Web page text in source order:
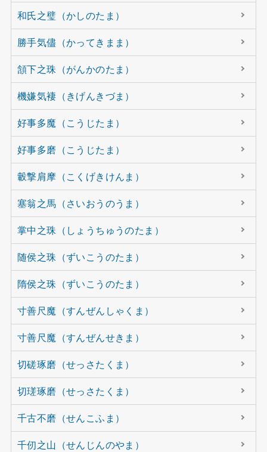
和氏之璧（かしのたま）
勝手気儘（かってきまま）
頷下之珠（がんかのたま）
機嫌気褄（きげんきづま）
好事多魔（こうじたま）
好事多磨（こうじたま）
轂撃肩摩（こくげきけんま）
塞翁之馬（さいおうのうま）
掌中之珠（しょうちゅうのたま）
随侯之珠（ずいこうのたま）
隋侯之珠（ずいこうのたま）
寸善尺魔（すんぜんしゃくま）
寸善尺魔（すんぜんせきま）
切磋琢磨（せっさたくま）
切瑳琢磨（せっさたくま）
千古不磨（せんこふま）
千仞之山（せんじんのやま）